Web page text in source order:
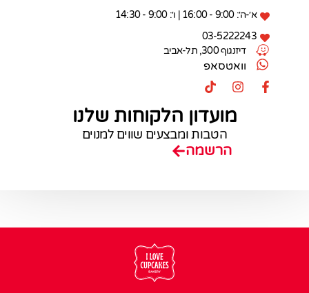
א׳-ה׳: 9:00 - 16:00 | ו׳: 9:00 - 14:30
03-5222243
דיזנגוף 300, תל-אביב
וואטסאפ
מועדון הלקוחות שלנו
הטבות ומבצעים שווים למנוים
הרשמה